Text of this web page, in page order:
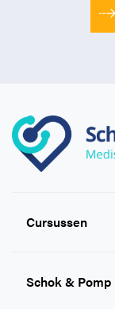
Cursussen
EHBO cursussen
Schok & Pomp